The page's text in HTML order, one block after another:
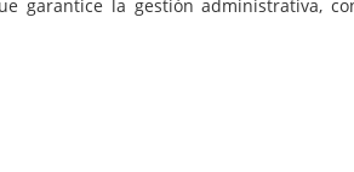
garantice la gestión administrativa,